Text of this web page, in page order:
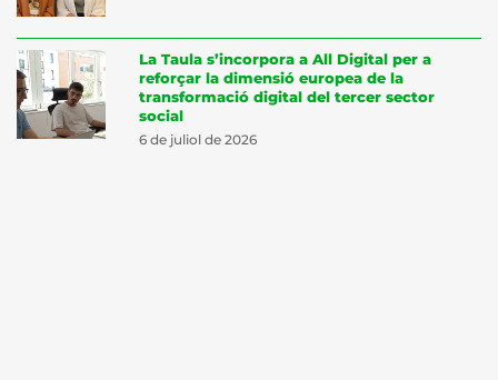
La Taula s’incorpora a All Digital per a
reforçar la dimensió europea de la
transformació digital del tercer sector
social
6 de juliol de 2026